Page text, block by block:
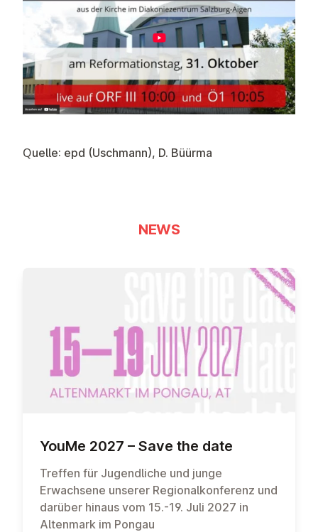
Quelle: epd (Uschmann), D. Büürma
NEWS
YouMe 2027 – Save the date
Treffen für Jugendliche und junge
Erwachsene unserer Regionalkonferenz und
darüber hinaus vom 15.-19. Juli 2027 in
Altenmark im Pongau